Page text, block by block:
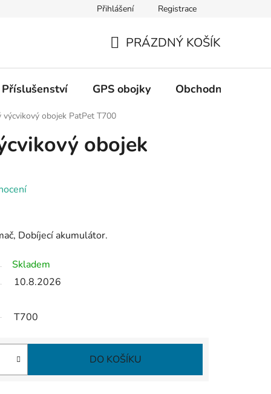
Přihlášení Registrace
KOŠÍK
PRÁZDNÝ KOŠÍK
Příslušenství GPS obojky Obchodní
výcvikový obojek PatPet T700
obojek
Dobíjecí akumulátor.
Skladem
10.8.2026
T700
DO KOŠÍKU